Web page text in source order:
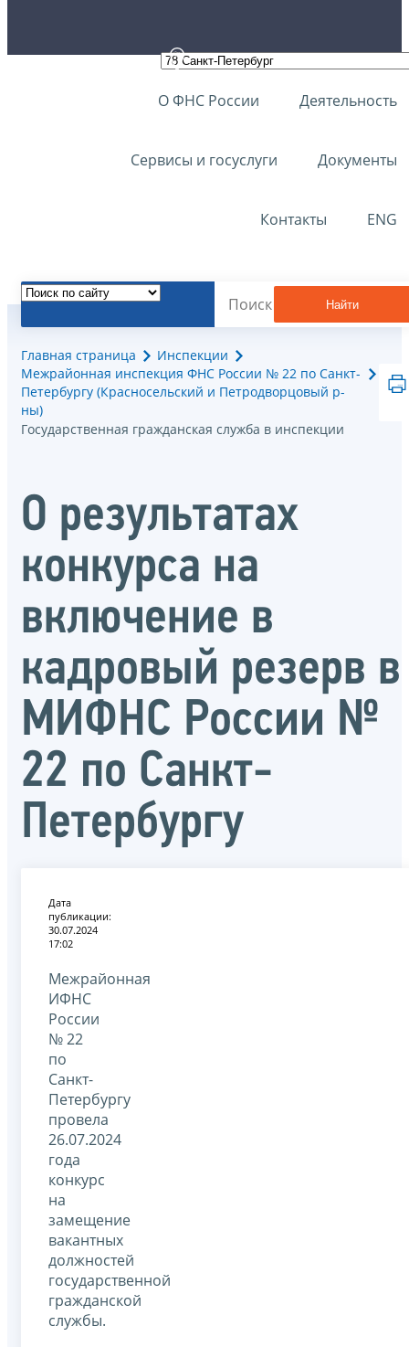
О ФНС России Деятельность
Сервисы и госуслуги Документы
Контакты ENG
Найти
Главная страница
Инспекции
Межрайонная инспекция ФНС России № 22 по Санкт-
Петербургу (Красносельский и Петродворцовый р-
ны)
Государственная гражданская служба в инспекции
О результатах
конкурса на
включение в
кадровый резерв в
МИФНС России №
22 по Санкт-
Петербургу
Дата
публикации:
30.07.2024
17:02
Межрайонная
ИФНС
России
№ 22
по
Санкт-
Петербургу
провела
26.07.2024
года
конкурс
на
замещение
вакантных
должностей
государственной
гражданской
службы.